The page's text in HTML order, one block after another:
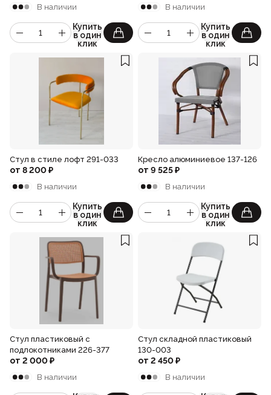
В наличии
Купить
в один
клик
В наличии
Купить
в один
клик
Стул в стиле лофт 291-033
от 8 200₽
В наличии
Купить
в один
клик
Кресло алюминиевое 137-126
от 9 525₽
В наличии
Купить
в один
клик
Стул пластиковый с
подлокотниками 226-377
от 2 000₽
В наличии
Стул складной пластиковый
130-003
от 2 450₽
В наличии